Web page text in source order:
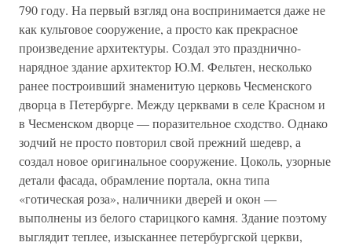
790 году. На первый взгляд она воспринимается даже не
как культовое сооружение, а просто как прекрасное
произведение архитектуры. Создал это празднично-
нарядное здание архитектор Ю.М. Фельтен, несколько
ранее построивший знаменитую церковь Чесменского
дворца в Петербурге. Между церквами в селе Красном и
в Чесменском дворце — поразительное сходство. Однако
зодчий не просто повторил свой прежний шедевр, а
создал новое оригинальное сооружение. Цоколь, узорные
детали фасада, обрамление портала, окна типа
«готическая роза», наличники дверей и окон —
выполнены из белого старицкого камня. Здание поэтому
выглядит теплее, изысканнее петербургской церкви,